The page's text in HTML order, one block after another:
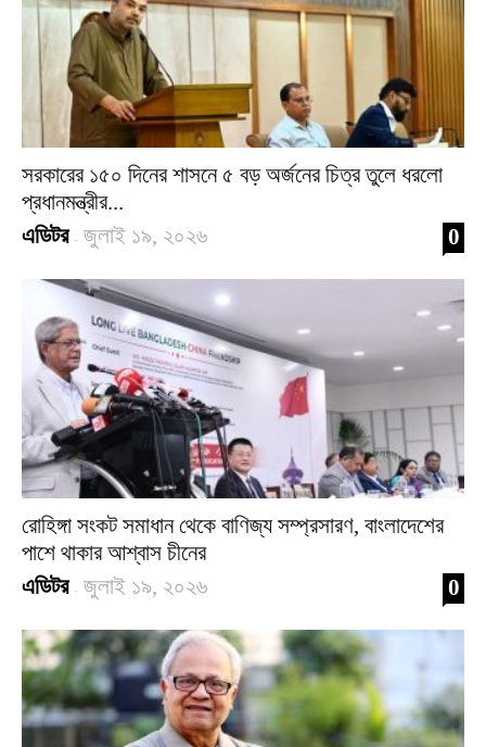
সরকারের ১৫০ দিনের শাসনে ৫ বড় অর্জনের চিত্র তুলে ধরলো
প্রধানমন্ত্রীর...
এডিটর - জুলাই ১৯, ২০২৬ 0
রোহিঙ্গা সংকট সমাধান থেকে বাণিজ্য সম্প্রসারণ, বাংলাদেশের
পাশে থাকার আশ্বাস চীনের
এডিটর - জুলাই ১৯, ২০২৬ 0